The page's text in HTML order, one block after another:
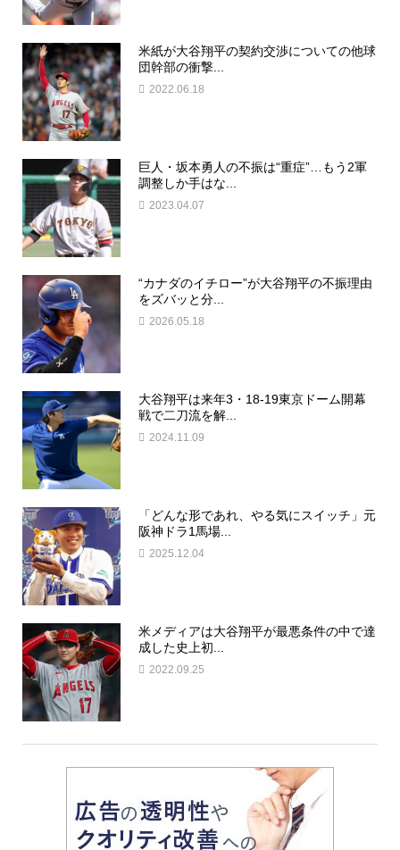
米紙が大谷翔平の契約交渉についての他球
団幹部の衝撃...
2022.06.18
巨人・坂本勇人の不振は“重症”…もう2軍
調整しか手はな...
2023.04.07
“カナダのイチロー”が大谷翔平の不振理由
をズバッと分...
2026.05.18
大谷翔平は来年3・18-19東京ドーム開幕
戦で二刀流を解...
2024.11.09
「どんな形であれ、やる気にスイッチ」元
阪神ドラ1馬場...
2025.12.04
米メディアは大谷翔平が最悪条件の中で達
成した史上初...
2022.09.25